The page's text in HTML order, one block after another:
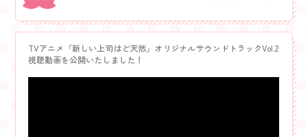
TVアニメ「新しい上司はど天然」オリジナルサウンドトラックVol.2
視聴動画を公開いたしました！